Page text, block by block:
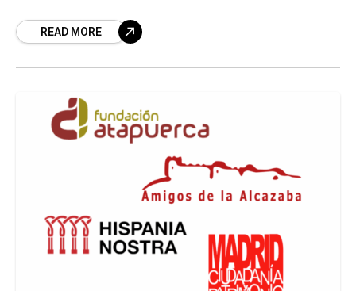
READ MORE